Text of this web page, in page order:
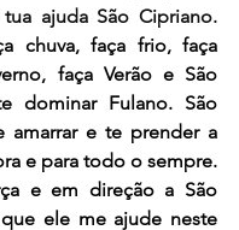
chuva, faça frio, faça
faça Verão e São
dominar Fulano. São
amarrar e te prender a
e para todo o sempre.
e em direção a São
ele me ajude neste